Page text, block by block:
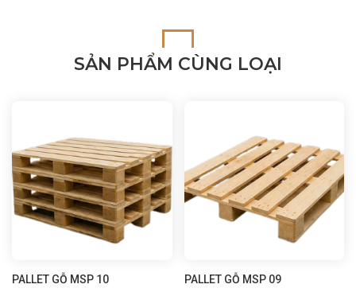
SẢN PHẨM CÙNG LOẠI
PALLET GỖ MSP 10 PALLET GỖ MSP 09